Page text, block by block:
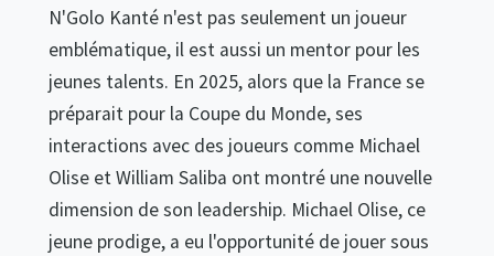
N'Golo Kanté n'est pas seulement un joueur
emblématique, il est aussi un mentor pour les
jeunes talents. En 2025, alors que la France se
préparait pour la Coupe du Monde, ses
interactions avec des joueurs comme Michael
Olise et William Saliba ont montré une nouvelle
dimension de son leadership. Michael Olise, ce
jeune prodige, a eu l'opportunité de jouer sous